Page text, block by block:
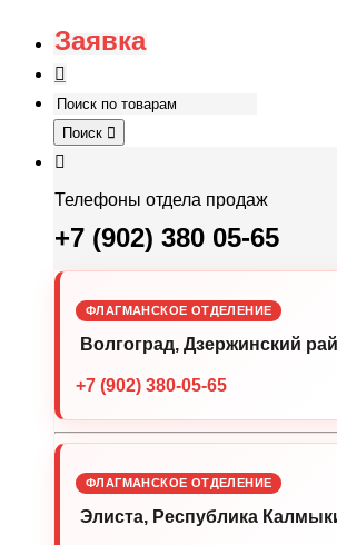
Заявка
Поиск
Телефоны отдела продаж
+7 (902) 380 05-65
ФЛАГМАНСКОЕ ОТДЕЛЕНИЕ
Волгоград, Дзержинский
+7 (902) 380-05-65
ФЛАГМАНСКОЕ ОТДЕЛЕНИЕ
Элиста, Республика